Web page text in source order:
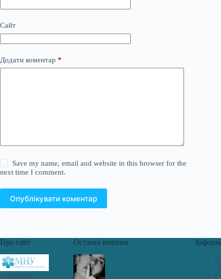
Сайт
Додати коментар *
Save my name, email and website in this browser for the
next time I comment.
Опублікувати коментар
Про сайт
«Медичні
Останні новини